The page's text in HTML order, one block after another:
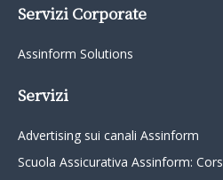
Servizi Corporate
Assinform Solutions
Servizi
Advertising sui canali Assinform
Scuola Assicurativa Assinform: